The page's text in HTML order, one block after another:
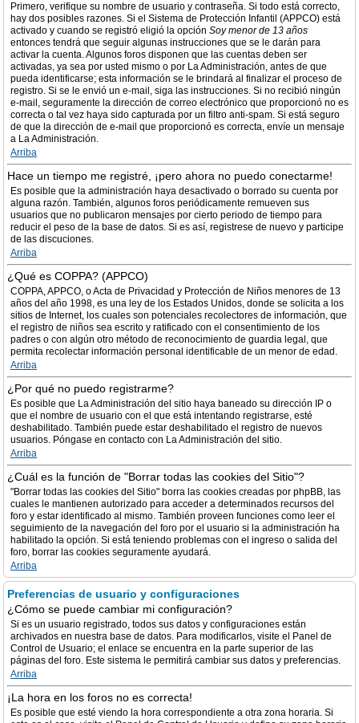
Primero, verifique su nombre de usuario y contraseña. Si todo está correcto,
hay dos posibles razones. Si el Sistema de Protección Infantil (APPCO) está
activado y cuando se registró eligió la opción Soy menor de 13 años
entonces tendrá que seguir algunas instrucciones que se le darán para
activar la cuenta. Algunos foros disponen que las cuentas deben ser
activadas, ya sea por usted mismo o por La Administración, antes de que
pueda identificarse; esta información se le brindará al finalizar el proceso de
registro. Si se le envió un e-mail, siga las instrucciones. Si no recibió ningún
e-mail, seguramente la dirección de correo electrónico que proporcionó no es
correcta o tal vez haya sido capturada por un filtro anti-spam. Si está seguro
de que la dirección de e-mail que proporcionó es correcta, envíe un mensaje
a La Administración.
Arriba
Hace un tiempo me registré, ¡pero ahora no puedo conectarme!
Es posible que la administración haya desactivado o borrado su cuenta por
alguna razón. También, algunos foros periódicamente remueven sus
usuarios que no publicaron mensajes por cierto periodo de tiempo para
reducir el peso de la base de datos. Si es así, registrese de nuevo y participe
de las discuciones.
Arriba
¿Qué es COPPA? (APPCO)
COPPA, APPCO, o Acta de Privacidad y Protección de Niños menores de 13
años del año 1998, es una ley de los Estados Unidos, donde se solicita a los
sitios de Internet, los cuales son potenciales recolectores de información, que
el registro de niños sea escrito y ratificado con el consentimiento de los
padres o con algún otro método de reconocimiento de guardia legal, que
permita recolectar información personal identificable de un menor de edad.
Arriba
¿Por qué no puedo registrarme?
Es posible que La Administración del sitio haya baneado su dirección IP o
que el nombre de usuario con el que está intentando registrarse, esté
deshabilitado. También puede estar deshabilitado el registro de nuevos
usuarios. Póngase en contacto con La Administración del sitio.
Arriba
¿Cuál es la función de "Borrar todas las cookies del Sitio"?
"Borrar todas las cookies del Sitio" borra las cookies creadas por phpBB, las
cuales le mantienen autorizado para acceder a determinados recursos del
foro y estar identificado al mismo. También proveen funciones como leer el
seguimiento de la navegación del foro por el usuario si la administración ha
habilitado la opción. Si está teniendo problemas con el ingreso o salida del
foro, borrar las cookies seguramente ayudará.
Arriba
Preferencias de usuario y configuraciones
¿Cómo se puede cambiar mi configuración?
Si es un usuario registrado, todos sus datos y configuraciones están
archivados en nuestra base de datos. Para modificarlos, visite el Panel de
Control de Usuario; el enlace se encuentra en la parte superior de las
páginas del foro. Este sistema le permitirá cambiar sus datos y preferencias.
Arriba
¡La hora en los foros no es correcta!
Es posible que esté viendo la hora correspondiente a otra zona horaria. Si